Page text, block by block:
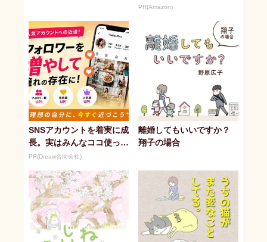
続々登場！Amazonの本気
PR(Amazon)
SNSアカウントを着実に成
長。実はみんなココ使って
ます。
PR(Dreaw合同会社)
離婚してもいいですか？
翔子の場合